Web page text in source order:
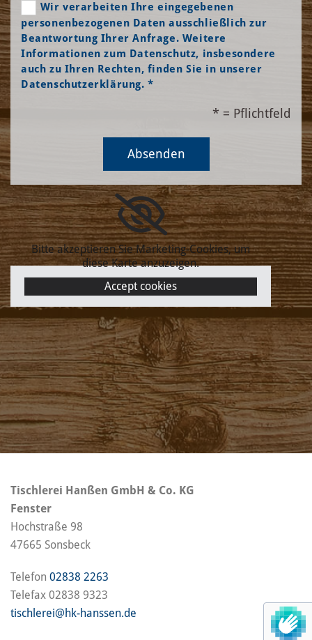
Wir verarbeiten Ihre eingegebenen
personenbezogenen Daten ausschließlich zur
Beantwortung Ihrer Anfrage. Weitere
Informationen zum Datenschutz, insbesondere
auch zu Ihren Rechten, finden Sie in unserer
Datenschutzerklärung. *
* = Pflichtfeld
Bitte akzeptieren Sie Marketing-Cookies, um
diese Karte anzuzeigen.
Accept cookies
Tischlerei Hanßen GmbH & Co. KG
Fenster
Hochstraße 98
47665 Sonsbeck
Telefon 02838 2263
Telefax 02838 9323
tischlerei@hk-hanssen.de